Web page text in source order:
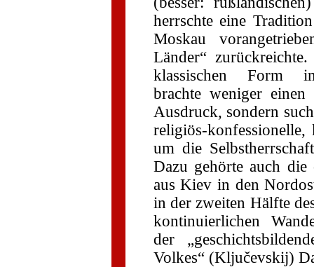
herrschte eine
Moskau
Länder“
klassischen Form
brachte weniger einen
Ausdruck, sondern
religiös-
um die
Dazu gehörte auch
aus Kiev in den
in der zweiten Hälfte
kontinuierlichen
der
Volkes“ (Ključevskij)